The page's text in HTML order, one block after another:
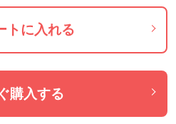
う院 野間 希代巳 (Kiyomi N
トに入れる
購入する